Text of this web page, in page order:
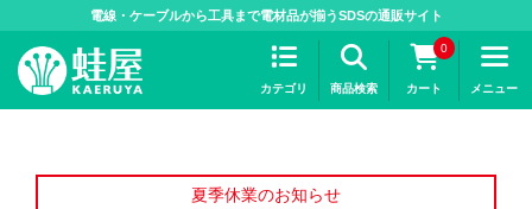
電線・ケーブルから工具まで電材品が揃うSDSの通販サイト
カテゴリ 商品検索
0
カート メニュー
夏季休業のお知らせ